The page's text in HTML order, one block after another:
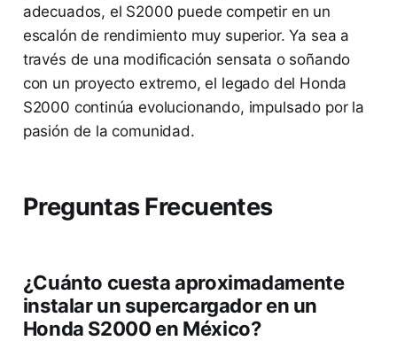
adecuados, el S2000 puede competir en un
escalón de rendimiento muy superior. Ya sea a
través de una modificación sensata o soñando
con un proyecto extremo, el legado del Honda
S2000 continúa evolucionando, impulsado por la
pasión de la comunidad.
Preguntas Frecuentes
¿Cuánto cuesta aproximadamente
instalar un supercargador en un
Honda S2000 en México?